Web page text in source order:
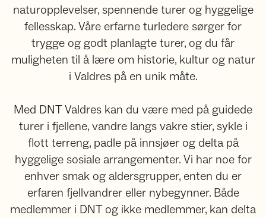
naturopplevelser, spennende turer og hyggelige
fellesskap. Våre erfarne turledere sørger for
trygge og godt planlagte turer, og du får
muligheten til å lære om historie, kultur og natur
i Valdres på en unik måte.
Med DNT Valdres kan du være med på guidede
turer i fjellene, vandre langs vakre stier, sykle i
flott terreng, padle på innsjøer og delta på
hyggelige sosiale arrangementer. Vi har noe for
enhver smak og aldersgrupper, enten du er
erfaren fjellvandrer eller nybegynner. Både
medlemmer i DNT og ikke medlemmer, kan delta